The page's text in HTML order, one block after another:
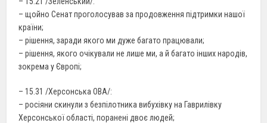
– щойно Сенат проголосував за продовження підтримки нашої
країни;
– рішення, заради якого ми дуже багато працювали;
– рішення, якого очікували не лише ми, а й багато інших народів,
зокрема у Європі;
– 15.31 /Херсонська ОВА/:
– росіяни скинули з безпілотника вибухівку на Гаврилівку
Херсонської області, поранені двоє людей;